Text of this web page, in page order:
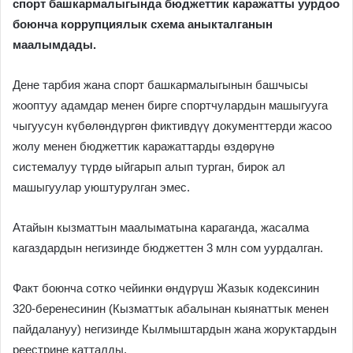
спорт башкармалыгында бюджеттик каражатты уурдоо
боюнча коррупциялык схема аныкталганын
маалымдады.
Дене тарбия жана спорт башкармалыгынын башчысы
жооптуу адамдар менен бирге спортчулардын машыгууга
чыгуусун күбөлөндүргөн фиктивдүү документтерди жасоо
жолу менен бюджеттик каражаттарды өздөрүнө
системалуу түрдө ыйгарып алып турган, бирок ал
машыгуулар уюштурулган эмес.
Атайын кызматтын маалыматына караганда, жасалма
кагаздардын негизинде бюджеттен 3 млн сом уурдалган.
Факт боюнча сотко чейинки өндүрүш Жазык кодексинин
320-беренесинин (Кызматтык абалынан кыянаттык менен
пайдалануу) негизинде Кылмыштардын жана жоруктардын
реестрине катталды.